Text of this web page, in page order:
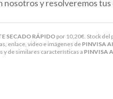
SECADO RÁPIDO por 10,20€ . Stock
enlace, video e imágenes de PINVISA
y de similares características a PINVISA
nosotros y resolveremos tus